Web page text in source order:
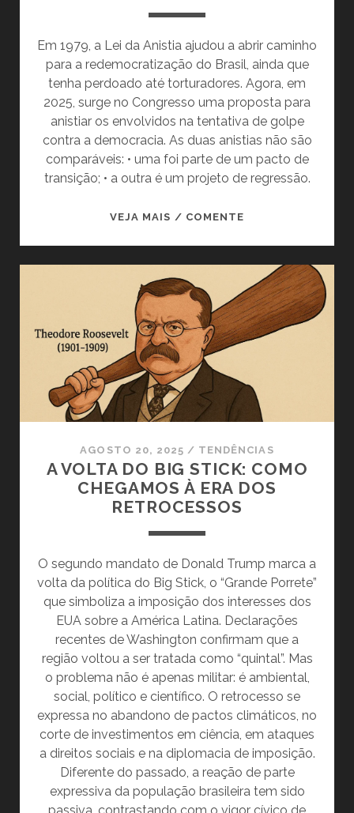
Em 1979, a Lei da Anistia ajudou a abrir caminho
para a redemocratização do Brasil, ainda que
tenha perdoado até torturadores. Agora, em
2025, surge no Congresso uma proposta para
anistiar os envolvidos na tentativa de golpe
contra a democracia. As duas anistias não são
comparáveis: • uma foi parte de um pacto de
transição; • a outra é um projeto de regressão.
VEJA MAIS / COMENTEA
ABRIU
A
PORTA
PARA
E
QUE
FECHÁ-
LA
AGOSTO 20, 2025 / TENDÊNCIAS
A VOLTA DO BIG STICK: COMO
CHEGAMOS À ERA DOS
RETROCESSOS
O segundo mandato de Donald Trump marca a
volta da política do Big Stick, o “Grande Porrete”
que simboliza a imposição dos interesses dos
EUA sobre a América Latina. Declarações
recentes de Washington confirmam que a
região voltou a ser tratada como “quintal”. Mas
o problema não é apenas militar: é ambiental,
social, político e científico. O retrocesso se
expressa no abandono de pactos climáticos, no
corte de investimentos em ciência, em ataques
a direitos sociais e na diplomacia de imposição.
Diferente do passado, a reação de parte
expressiva da população brasileira tem sido